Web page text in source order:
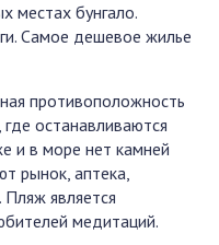
местах бунгало.
Самое дешевое жилье
противоположность
останавливаются
и в море нет камней
рынок, аптека,
является
медитаций.